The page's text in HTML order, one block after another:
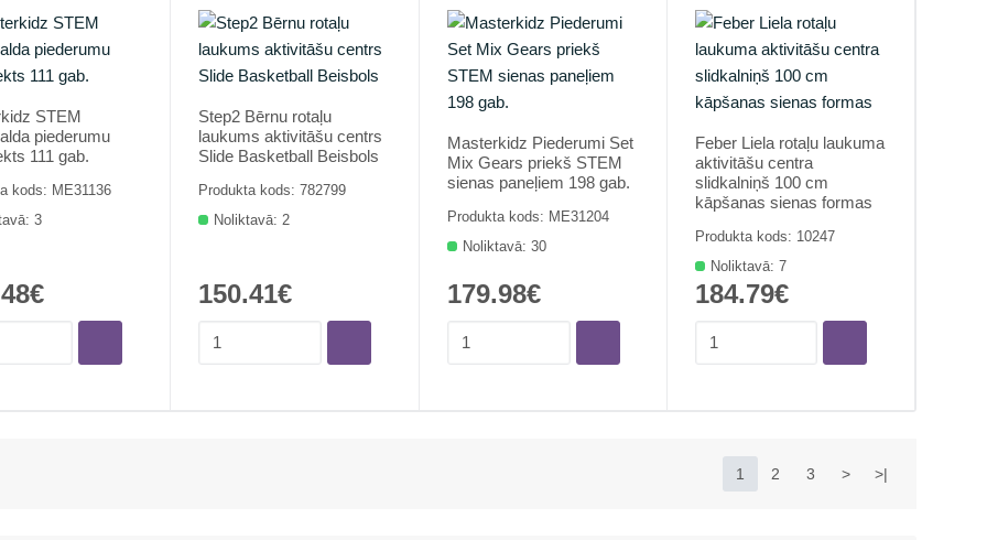
STEM
piederumu
111 gab.
kods: ME31136
3
Step2 Bērnu rotaļu
laukums aktivitāšu centrs
Slide Basketball Beisbols
Produkta kods: 782799
Noliktavā: 2
150.41€
Masterkidz Piederumi Set
Mix Gears priekš STEM
sienas paneļiem 198 gab.
Produkta kods: ME31204
Noliktavā: 30
179.98€
Feber Liela rotaļu laukuma
aktivitāšu centra
slidkalniņš 100 cm
kāpšanas sienas formas
Produkta kods: 10247
Noliktavā: 7
184.79€
1 2 3 > >|